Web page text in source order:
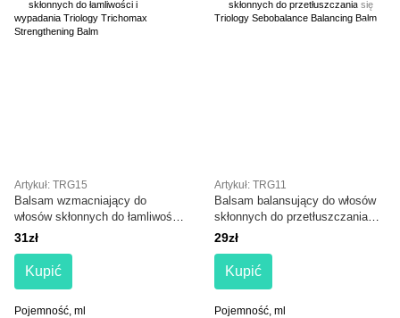
Artykuł: TRG15
Balsam wzmacniający do
włosów skłonnych do łamliwości
i wypadania Triology Trichomax
31zł
Kupić
Pojemność, ml
Artykuł: TRG11
Balsam balansujący do włosów
skłonnych do przetłuszczania
się Triology Sebobalance
29zł
Kupić
Pojemność, ml